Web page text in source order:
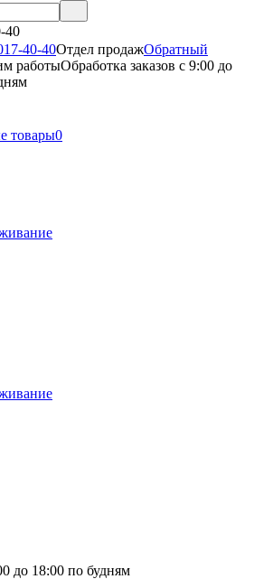
40
40-40Отдел продажОбратный
работыОбработка заказов с 9:00 до
товары0
до 18:00 по будням